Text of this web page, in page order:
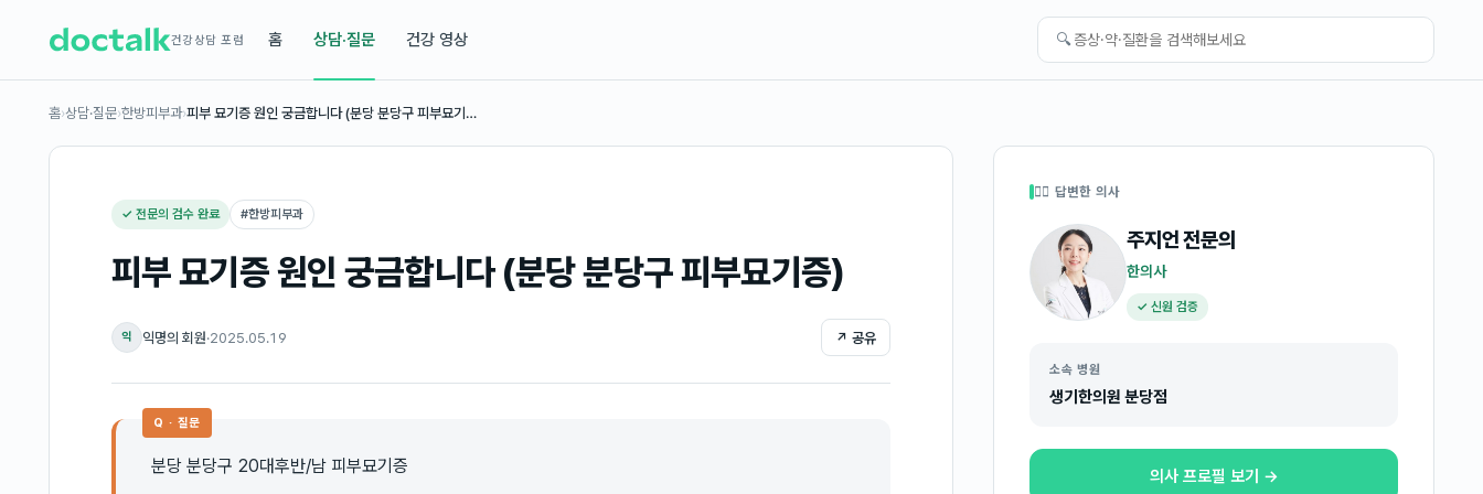
건강상담 포럼 홈 상담·질문 건강 영상 🔍
홈›상담·질문›한방피부과›피부 묘기증 원인 궁금합니다 (분당 분당구 피부묘기…
✓ 전문의 검수 완료 #한방피부과
피부 묘기증 원인 궁금합니다 (분당 분당구 피부묘기증)
익 익명의 회원·2025.05.19 ↗ 공유
Q · 질문
분당 분당구 20대후반/남 피부묘기증
👩‍⚕️ 답변한 의사
주지언전문의
한의사
✓ 신원 검증
소속 병원
생기한의원 분당점
의사 프로필 보기 →